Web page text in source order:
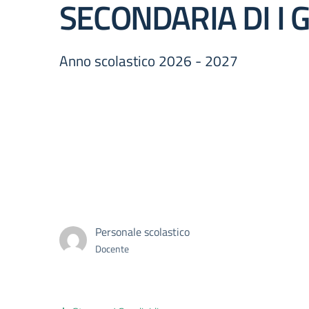
SECONDARIA DI I
Anno scolastico 2026 - 2027
Personale scolastico
Docente